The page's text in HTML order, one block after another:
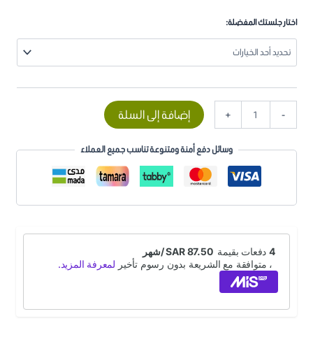
اختار جلستك المفضلة:
-
+ إضافة إلى السلة
وسائل دفع أمنة ومتنوعة تناسب جميع العملاء